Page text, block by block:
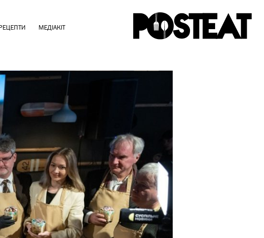
РЕЦЕПТИ МЕДІАКІТ